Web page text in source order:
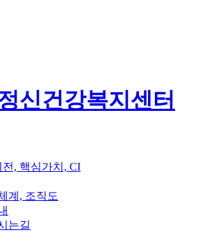
신건강복지센터
전, 핵심가치, CI
계, 조직도
는길